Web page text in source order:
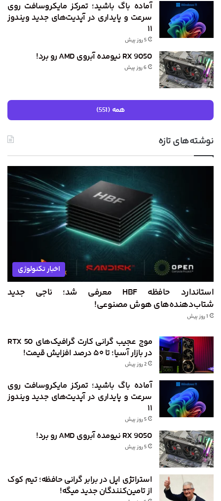
آماده باگ باشید؛ تمرکز مایکروسافت روی
سرعت و پایداری در آپدیت‌های جدید ویندوز
۱۱
5 روز پیش
RX 9050 نیومده آبروی AMD رو برد!
6 روز پیش
همه (551)
نوشته‌های تازه
اخبار تکنولوژی
استاندارد حافظه HBF معرفی شد؛ ناجی جدید
شتاب‌دهنده‌های هوش مصنوعی!
1 روز پیش
موج عجیب گرانی کارت گرافیک‌های RTX 50
در بازار آسیا؛ تا ۵۰ درصد افزایش قیمت!
2 روز پیش
آماده باگ باشید؛ تمرکز مایکروسافت روی
سرعت و پایداری در آپدیت‌های جدید ویندوز
۱۱
5 روز پیش
RX 9050 نیومده آبروی AMD رو برد!
5 روز پیش
استراتژی اپل در برابر گرانی حافظه؛ تیم کوک
از تامین‌کنندگان جدید میگه!